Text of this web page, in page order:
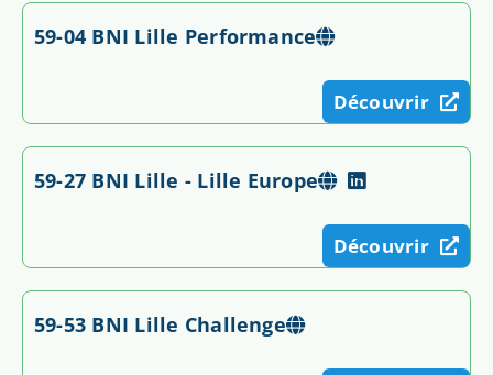
59-04 BNI Lille Performance
Découvrir
59-27 BNI Lille - Lille Europe
Découvrir
59-53 BNI Lille Challenge